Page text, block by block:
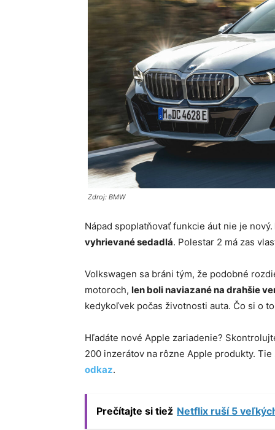
Zdroj: BMW
Nápad spoplatňovať funkcie áut nie je nový.
vyhrievané sedadlá. Polestar 2 má zas
Volkswagen sa bráni tým, že podobné
motoroch, len boli naviazané na drahšie
kedykoľvek počas životnosti auta. Čo si o
Hľadáte nové Apple zariadenie?
200 inzerátov na rôzne Apple produkty.
odkaz.
Prečítajte si tiež Netflix ruší 5